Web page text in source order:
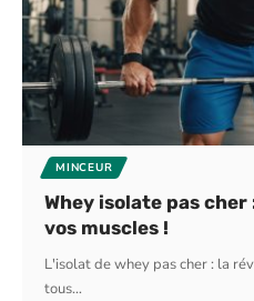
MINCEUR
Whey isolate pas cher
vos muscles !
L'isolat de whey pas cher : la
tous…